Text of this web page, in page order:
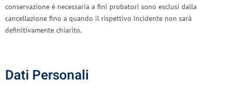
conservazione è necessaria a fini probatori sono esclusi dalla
cancellazione fino a quando il rispettivo incidente non sarà
definitivamente chiarito.
Dati Personali